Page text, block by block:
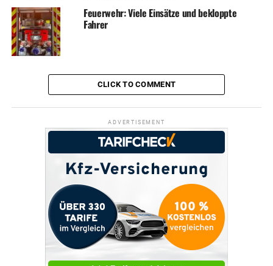
Feuerwehr: Viele Einsätze und bekloppte
Fahrer
CLICK TO COMMENT
ADVERTISEMENT